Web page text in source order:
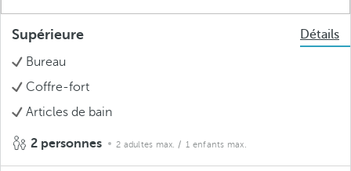
Supérieure
Détails
Bureau
Coffre-fort
Articles de bain
2 personnes 2 adultes max. / 1 enfants max.